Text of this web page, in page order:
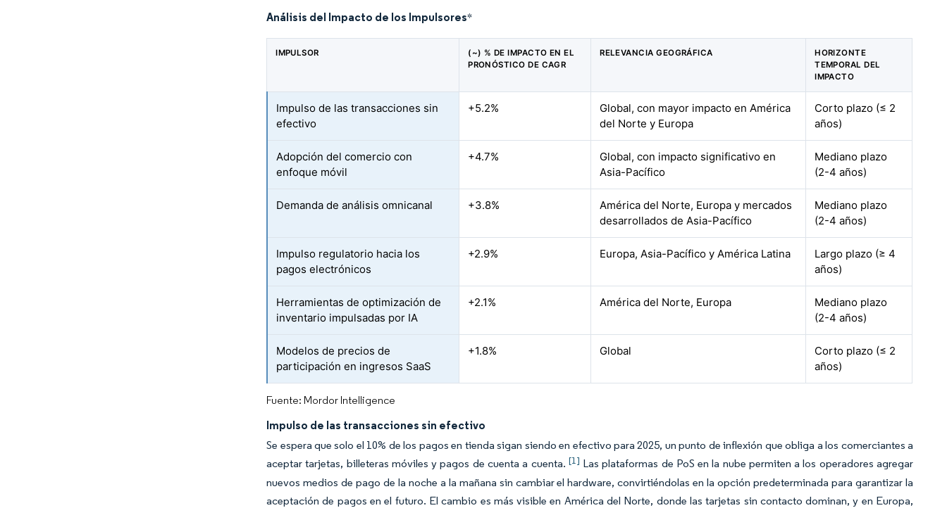
Análisis del Impacto de los Impulsores*
IMPULSOR
(~) % DE IMPACTO EN EL
PRONÓSTICO DE CAGR
RELEVANCIA GEOGRÁFICA
HORIZONTE
TEMPORAL DEL
IMPACTO
Impulso de las transacciones sin
efectivo
+5.2%
Global, con mayor impacto en América
del Norte y Europa
Corto plazo (≤ 2
años)
Adopción del comercio con
enfoque móvil
+4.7%
Global, con impacto significativo en
Asia-Pacífico
Mediano plazo
(2-4 años)
Demanda de análisis omnicanal +3.8%
América del Norte, Europa y mercados
desarrollados de Asia-Pacífico
Mediano plazo
(2-4 años)
Impulso regulatorio hacia los
pagos electrónicos
+2.9% Europa, Asia-Pacífico y América Latina
Largo plazo (≥ 4
años)
Herramientas de optimización de
inventario impulsadas por IA
+2.1% América del Norte, Europa
Mediano plazo
(2-4 años)
Modelos de precios de
participación en ingresos SaaS
+1.8% Global
Corto plazo (≤ 2
años)
Fuente: Mordor Intelligence
Impulso de las transacciones sin efectivo
Se espera que solo el 10% de los pagos en tienda sigan siendo en efectivo para 2025, un punto de inflexión que obliga a los comerciantes a
aceptar tarjetas, billeteras móviles y pagos de cuenta a cuenta. [1] Las plataformas de PoS en la nube permiten a los operadores agregar
nuevos medios de pago de la noche a la mañana sin cambiar el hardware, convirtiéndolas en la opción predeterminada para garantizar la
aceptación de pagos en el futuro. El cambio es más visible en América del Norte, donde las tarjetas sin contacto dominan, y en Europa,